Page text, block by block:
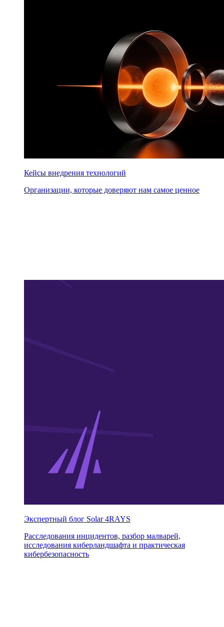
Кейсы внедрения технологий
Организации, которые доверяют нам самое ценное
Экспертный блог Solar 4RAYS
Расследования инцидентов, разбор малварей,
исследования киберландшафта и практическая
кибербезопасность